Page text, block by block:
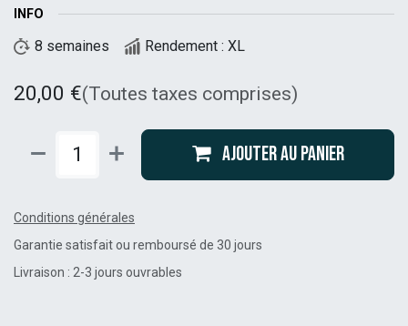
INFO
8 semaines Rendement : XL
20,00 €(Toutes taxes comprises)
Ajouter au panier
Conditions générales
Garantie satisfait ou remboursé de 30 jours
Livraison : 2-3 jours ouvrables